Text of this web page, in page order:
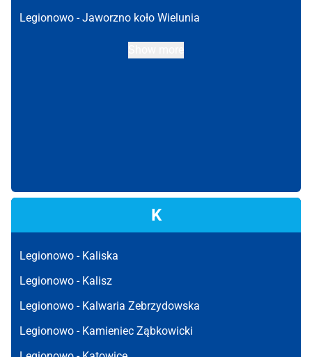
Legionowo -Jaworzno koło Wielunia
K
Legionowo - Kaliska
Legionowo - Kalisz
Legionowo - Kalwaria Zebrzydowska
Legionowo - Kamieniec Ząbkowicki